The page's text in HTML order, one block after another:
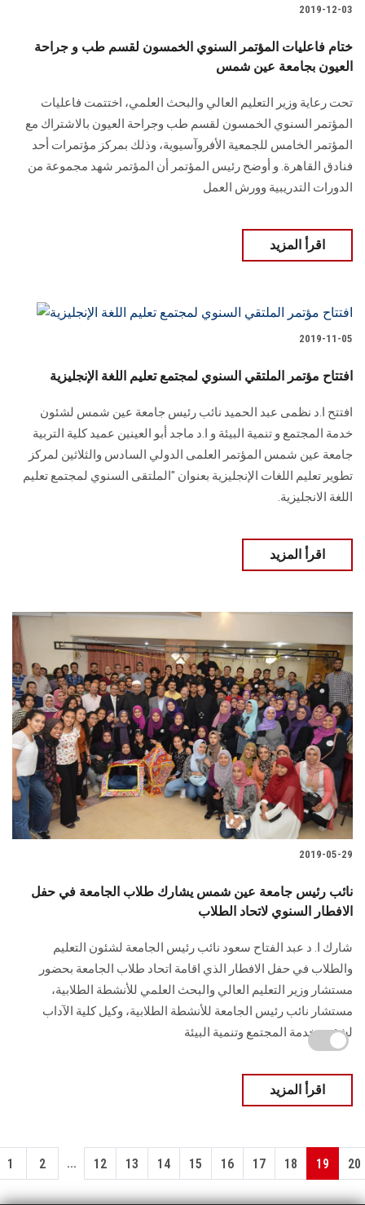
2019-12-03
ختام فاعليات المؤتمر السنوي الخمسون لقسم طب و جراحة
العيون بجامعة عين شمس
تحت رعاية وزير التعليم العالي والبحث العلمي، اختتمت فاعليات
المؤتمر السنوي الخمسون لقسم طب وجراحة العيون بالاشتراك مع
المؤتمر الخامس للجمعية الأفروآسيوية، وذلك بمركز مؤتمرات أحد
فنادق القاهرة. و أوضح رئيس المؤتمر أن المؤتمر شهد مجموعة من
الدورات التدريبية وورش العمل
اقرأ المزيد
2019-11-05
افتتاح مؤتمر الملتقي السنوي لمجتمع تعليم اللغة الإنجليزية
افتتح ا.د نظمى عبد الحميد نائب رئيس جامعة عين شمس لشئون
خدمة المجتمع و تنمية البيئة و ا.د ماجد أبو العينين عميد كلية التربية
جامعة عين شمس المؤتمر العلمى الدولي السادس والثلاثين لمركز
تطوير تعليم اللغات الإنجليزية بعنوان "الملتقى السنوي لمجتمع تعليم
اللغة الانجليزية.
اقرأ المزيد
2019-05-29
نائب رئيس جامعة عين شمس يشارك طلاب الجامعة في حفل
الافطار السنوي لاتحاد الطلاب
شارك ا. د عبد الفتاح سعود نائب رئيس الجامعة لشئون التعليم
والطلاب في حفل الافطار الذي اقامة اتحاد طلاب الجامعة بحضور
مستشار وزير التعليم العالي والبحث العلمي للأنشطة الطلابية،
مستشار نائب رئيس الجامعة للأنشطة الطلابية، وكيل كلية الآداب
لشئون خدمة المجتمع وتنمية البيئة
اقرأ المزيد
1 2 ... 12 13 14 15 16 17 18 19 20